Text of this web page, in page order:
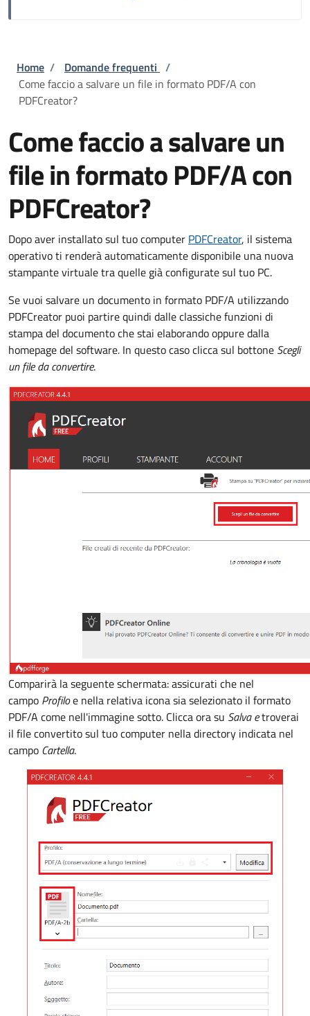
Briciole di pane
Home / Domande frequenti /
Come faccio a salvare un file in formato PDF/A con
PDFCreator?
Come faccio a salvare un
file in formato PDF/A con
PDFCreator?
Dopo aver installato sul tuo computer PDFCreator, il sistema
operativo ti renderà automaticamente disponibile una nuova
stampante virtuale tra quelle già configurate sul tuo PC.
Se vuoi salvare un documento in formato PDF/A utilizzando
PDFCreator puoi partire quindi dalle classiche funzioni di
stampa del documento che stai elaborando oppure dalla
homepage del software. In questo caso clicca sul bottone Scegli
un file da convertire.
Comparirà la seguente schermata: assicurati che nel
campo Profiloe nella relativa icona sia selezionato il formato
PDF/A come nell'immagine sotto. Clicca ora su Salva etroverai
il file convertito sul tuo computer nella directory indicata nel
campo Cartella.